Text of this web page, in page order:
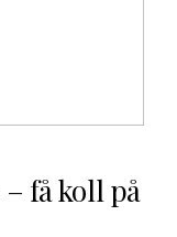
få koll på